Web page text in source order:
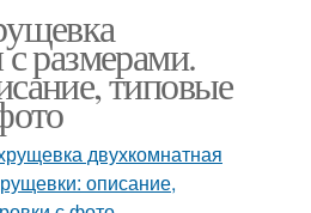
размерами.
типовые